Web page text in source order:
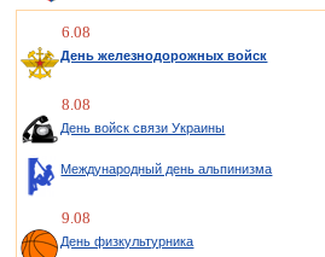
6.08
День железнодорожных войск
8.08
День войск связи Украины
Международный день альпинизма
9.08
День физкультурника